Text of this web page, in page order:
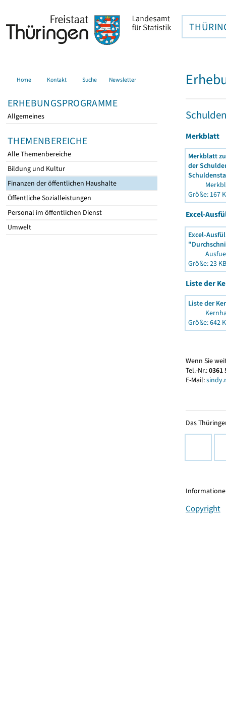
Home Kontakt Suche Newsletter
ERHEBUNGSPROGRAMME
Allgemeines
THEMENBEREICHE
Alle Themenbereiche
Bildung und Kultur
Finanzen der öffentlichen Haushalte
Öffentliche Sozialleistungen
Personal im öffentlichen Dienst
Umwelt
Merkblatt
Merkblatt
der
Größe: 167
Excel-
Excel-
Größe: 23 KB
Liste der
Liste der
Größe: 642
Wenn Sie
Tel.-Nr.:0361
E-Mail:
Das
Copyright